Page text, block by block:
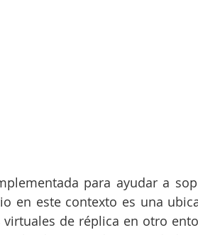
para ayudar a
en este contexto es una
de réplica en otro